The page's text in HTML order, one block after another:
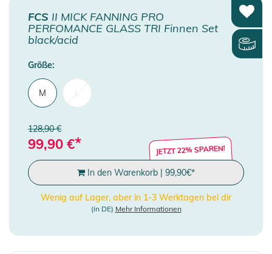
FCS II MICK FANNING PRO
PERFOMANCE GLASS TRI Finnen Set
black/acid
Größe:
M
128,90 €
99,90 €* JETZT 22% SPAREN!
In den Warenkorb | 99,90€*
Wenig auf Lager, aber in 1-3 Werktagen bei dir
(in DE) Mehr Informationen